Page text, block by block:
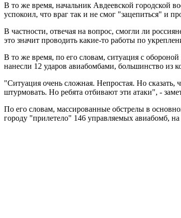
В то же время, начальник Авдеевской городской
успокоил, что враг так и не смог "зацепиться" и
В частности, отвечая на вопрос, смогли ли
это значит проводить какие-то работы по
В то же время, по его словам, ситуация с
нанесли 12 ударов авиабомбами, большинство из
"Ситуация очень сложная. Непростая. Но сказать,
штурмовать. Но ребята отбивают эти атаки", -
По его словам, массированные обстрелы в
городу "прилетело" 146 управляемых авиабомб,